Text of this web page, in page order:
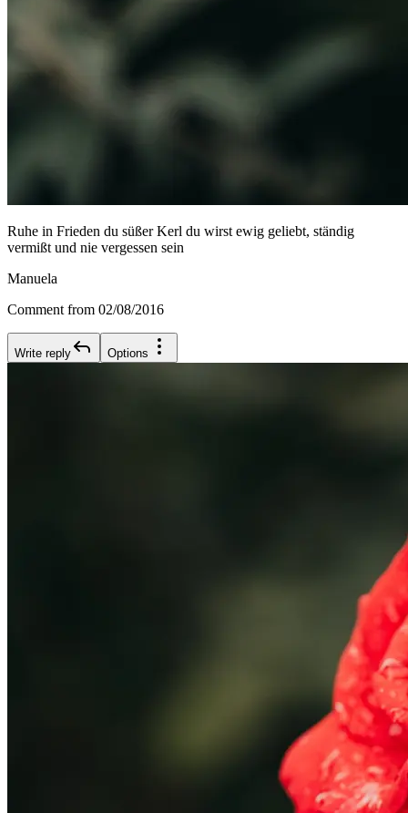
Ruhe in Frieden du süßer Kerl du wirst ewig geliebt, ständig
vermißt und nie vergessen sein
Manuela
Comment from 02/08/2016
Write reply Options